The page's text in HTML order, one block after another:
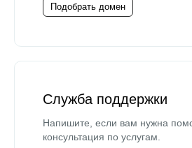
Подобрать домен
Служба поддержки
Напишите, если вам нужна
консультация по услугам.